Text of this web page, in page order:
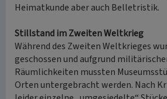
Heimatkunde aber auch Belletristik.
Stillstand im Zweiten Weltkrieg
Während des Zweiten Weltkrieges
geschossen und aufgrund
Räumlichkeiten mussten
Orten untergebracht werden. Nach